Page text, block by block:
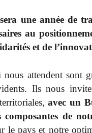
une année de
au
et de
nous attendent sont
Ils nous
avec un
composantes de
le pays et notre